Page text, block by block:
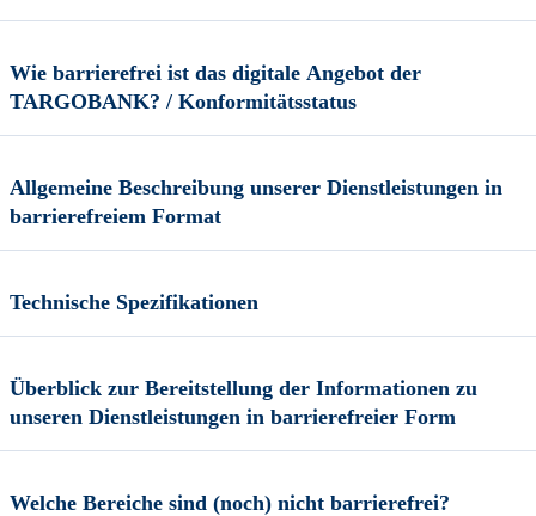
Wie barrierefrei ist das digitale Angebot der
TARGOBANK? / Konformitätsstatus
Allgemeine Beschreibung unserer Dienstleistungen in
barrierefreiem Format
Technische Spezifikationen
Überblick zur Bereitstellung der Informationen zu
unseren Dienstleistungen in barrierefreier Form
Welche Bereiche sind (noch) nicht barrierefrei?